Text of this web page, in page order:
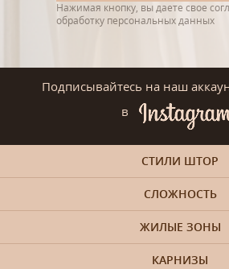
Нажимая кнопку, вы даете свое
обработку персональных данных
Подписывайтесь на наш
в
СТИЛИ ШТОР
СЛОЖНОСТЬ
ЖИЛЫЕ ЗОНЫ
КАРНИЗЫ